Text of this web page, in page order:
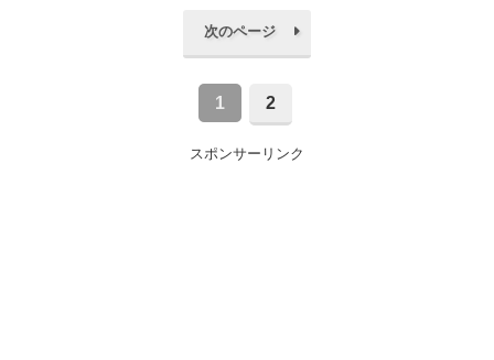
次のページ
1 2
スポンサーリンク